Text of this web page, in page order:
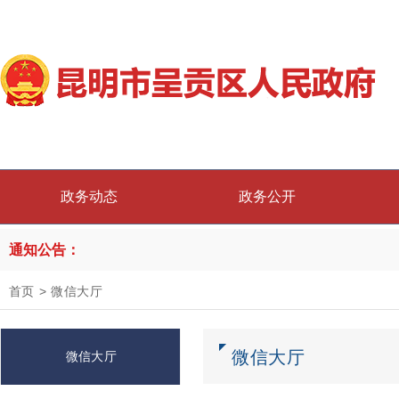
政务动态 政务公开
通知公告：
首页 > 微信大厅
微信大厅 微信大厅